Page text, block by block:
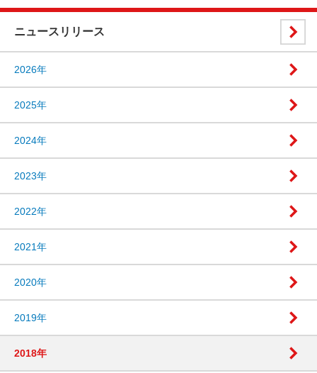
ニュースリリース
2026年
2025年
2024年
2023年
2022年
2021年
2020年
2019年
2018年